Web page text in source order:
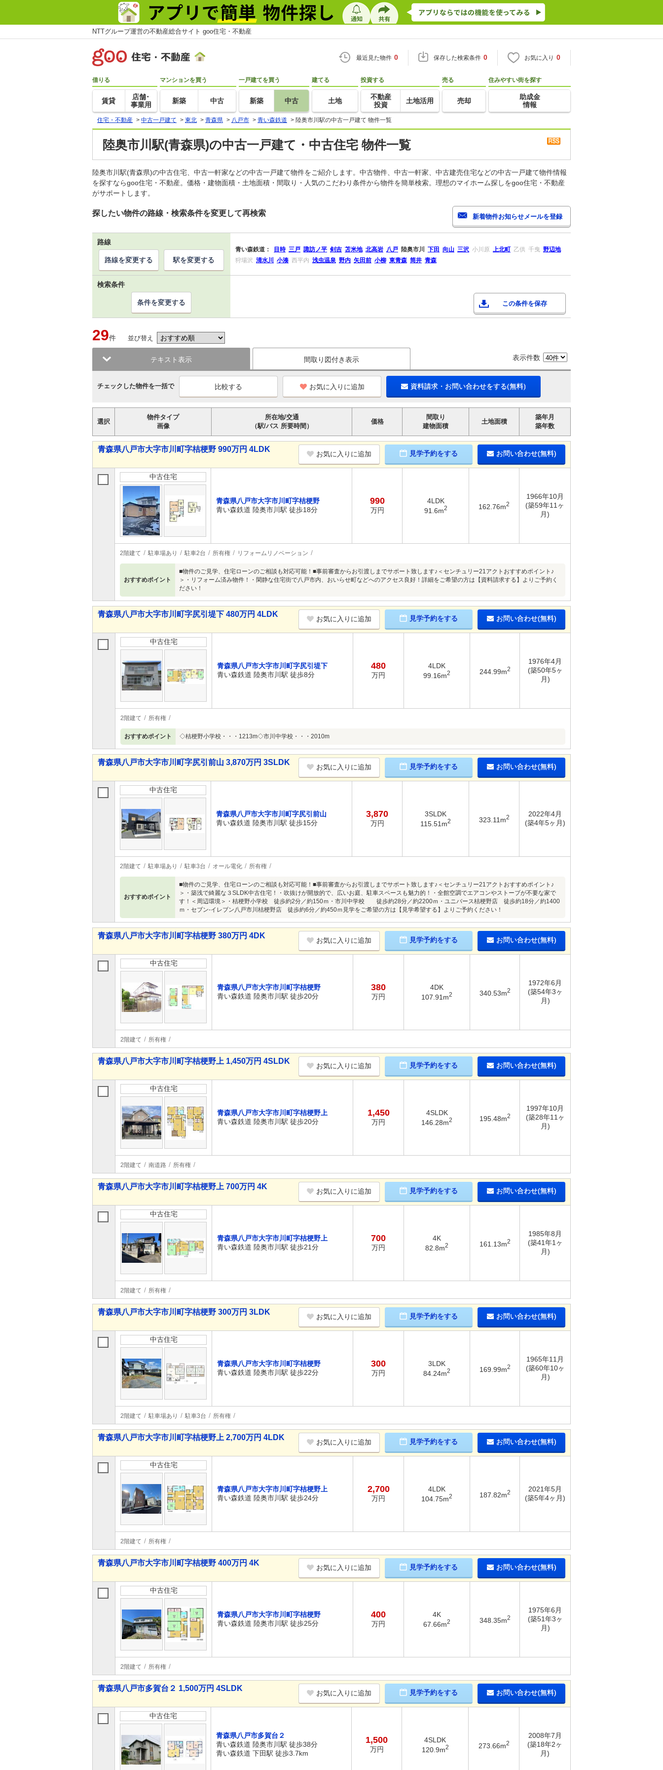
NTTグループ運営の不動産総合サイト goo住宅・不動産
最近見た物件 0 保存した検索条件 0 お気に入り 0
借りる
賃貸
店舗･
事業用
マンションを買う
新築 中古
一戸建てを買う
新築 中古
建てる
土地
投資する
不動産
投資
土地活用
売る
売却
住みやすい街を探す
助成金
情報
住宅・不動産 > 中古一戸建て > 東北 > 青森県 > 八戸市 > 青い森鉄道 > 陸奥市川駅の中古一戸建て 物件一覧
陸奥市川駅(青森県)の中古一戸建て・中古住宅 物件一覧
陸奥市川駅(青森県)の中古住宅、中古一軒家などの中古一戸建て物件をご紹介します。中古物件、中古一軒家、中古建売住宅などの中古一戸建て物件情報
を探すならgoo住宅・不動産。価格・建物面積・土地面積・間取り・人気のこだわり条件から物件を簡単検索。理想のマイホーム探しをgoo住宅・不動産
がサポートします。
探したい物件の路線・検索条件を変更して再検索
路線
青い森鉄道： 目時 三戸 諏訪ノ平 剣吉 苫米地 北高岩 八戸 陸奥市川 下田 向山 三沢 小川原 上北町 乙供 千曳 野辺地
狩場沢 清水川 小湊 西平内 浅虫温泉 野内 矢田前 小柳 東青森 筒井 青森
路線を変更する 駅を変更する
検索条件
この条件を保存
条件を変更する
29件 並び替え
テキスト表示 間取り図付き表示 表示件数
チェックした物件を一括で お気に入りに追加 資料請求・お問い合わせをする(無料)
選択
物件タイプ
画像
所在地/交通
（駅/バス 所要時間）
価格
間取り
建物面積
土地面積
築年月
築年数
青森県八戸市大字市川町字桔梗野 990万円 4LDK
お気に入りに追加 見学予約をする お問い合わせ(無料)
中古住宅
青森県八戸市大字市川町字桔梗野
青い森鉄道 陸奥市川駅 徒歩18分
990
万円
4LDK
91.6m2 162.76m2
1966年10月
(築59年11ヶ
月)
2階建て 駐車場あり 駐車2台 所有権 リフォームリノベーション
おすすめポイント
■物件のご見学、住宅ローンのご相談も対応可能！■事前審査からお引渡しまでサポート致します♪＜センチュリー21アクトおすすめポイント♪
＞・リフォーム済み物件！・閑静な住宅街で八戸市内、おいらせ町などへのアクセス良好！詳細をご希望の方は【資料請求する】よりご予約く
ださい！
青森県八戸市大字市川町字尻引堤下 480万円 4LDK
お気に入りに追加 見学予約をする お問い合わせ(無料)
中古住宅
青森県八戸市大字市川町字尻引堤下
青い森鉄道 陸奥市川駅 徒歩8分
480
万円
4LDK
99.16m2 244.99m2
1976年4月
(築50年5ヶ
月)
2階建て 所有権
おすすめポイント ◇桔梗野小学校・・・1213m◇市川中学校・・・2010m
青森県八戸市大字市川町字尻引前山 3,870万円 3SLDK
お気に入りに追加 見学予約をする お問い合わせ(無料)
中古住宅
青森県八戸市大字市川町字尻引前山
青い森鉄道 陸奥市川駅 徒歩15分
3,870
万円
3SLDK
115.51m2 323.11m2
2022年4月
(築4年5ヶ月)
2階建て 駐車場あり 駐車3台 オール電化 所有権
おすすめポイント
■物件のご見学、住宅ローンのご相談も対応可能！■事前審査からお引渡しまでサポート致します♪＜センチュリー21アクトおすすめポイント♪
＞・築浅で綺麗な３SLDK中古住宅！・吹抜けが開放的で、広いお庭、駐車スペースも魅力的！・全館空調でエアコンやストーブが不要な家で
す！＜周辺環境＞・桔梗野小学校 徒歩約2分／約150ｍ・市川中学校 徒歩約28分／約2200ｍ・ユニバース桔梗野店 徒歩約18分／約1400
ｍ・セブン‐イレブン八戸市川桔梗野店 徒歩約6分／約450ｍ見学をご希望の方は【見学希望する】よりご予約ください！
青森県八戸市大字市川町字桔梗野 380万円 4DK
お気に入りに追加 見学予約をする お問い合わせ(無料)
中古住宅
青森県八戸市大字市川町字桔梗野
青い森鉄道 陸奥市川駅 徒歩20分
380
万円
4DK
107.91m2 340.53m2
1972年6月
(築54年3ヶ
月)
2階建て 所有権
青森県八戸市大字市川町字桔梗野上 1,450万円 4SLDK
お気に入りに追加 見学予約をする お問い合わせ(無料)
中古住宅
青森県八戸市大字市川町字桔梗野上
青い森鉄道 陸奥市川駅 徒歩20分
1,450
万円
4SLDK
146.28m2 195.48m2
1997年10月
(築28年11ヶ
月)
2階建て 南道路 所有権
青森県八戸市大字市川町字桔梗野上 700万円 4K
お気に入りに追加 見学予約をする お問い合わせ(無料)
中古住宅
青森県八戸市大字市川町字桔梗野上
青い森鉄道 陸奥市川駅 徒歩21分
700
万円
4K
82.8m2 161.13m2
1985年8月
(築41年1ヶ
月)
2階建て 所有権
青森県八戸市大字市川町字桔梗野 300万円 3LDK
お気に入りに追加 見学予約をする お問い合わせ(無料)
中古住宅
青森県八戸市大字市川町字桔梗野
青い森鉄道 陸奥市川駅 徒歩22分
300
万円
3LDK
84.24m2 169.99m2
1965年11月
(築60年10ヶ
月)
2階建て 駐車場あり 駐車3台 所有権
青森県八戸市大字市川町字桔梗野上 2,700万円 4LDK
お気に入りに追加 見学予約をする お問い合わせ(無料)
中古住宅
青森県八戸市大字市川町字桔梗野上
青い森鉄道 陸奥市川駅 徒歩24分
2,700
万円
4LDK
104.75m2 187.82m2
2021年5月
(築5年4ヶ月)
2階建て 所有権
青森県八戸市大字市川町字桔梗野 400万円 4K
お気に入りに追加 見学予約をする お問い合わせ(無料)
中古住宅
青森県八戸市大字市川町字桔梗野
青い森鉄道 陸奥市川駅 徒歩25分
400
万円
4K
67.66m2 348.35m2
1975年6月
(築51年3ヶ
月)
2階建て 所有権
青森県八戸市多賀台２ 1,500万円 4SLDK
お気に入りに追加 見学予約をする お問い合わせ(無料)
中古住宅
青森県八戸市多賀台２
青い森鉄道 陸奥市川駅 徒歩38分
青い森鉄道 下田駅 徒歩3.7km
1,500
万円
4SLDK
120.9m2 273.66m2
2008年7月
(築18年2ヶ
月)